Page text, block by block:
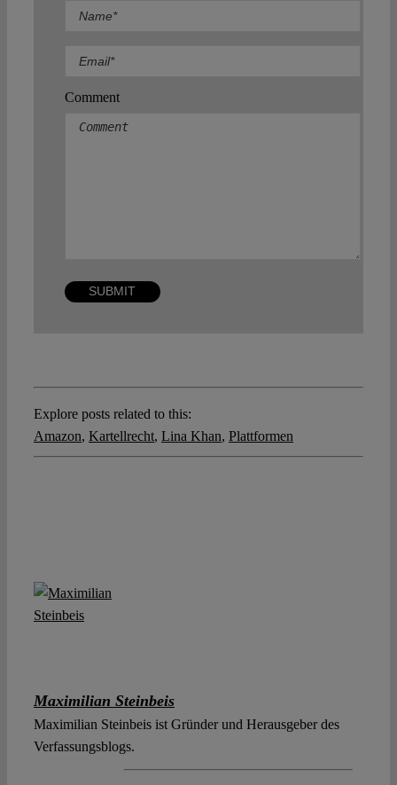
Comment
Explore posts related to this:
Amazon, Kartellrecht, Lina Khan, Plattformen
Maximilian Steinbeis
Maximilian Steinbeis ist Gründer und Herausgeber des
Verfassungsblogs.